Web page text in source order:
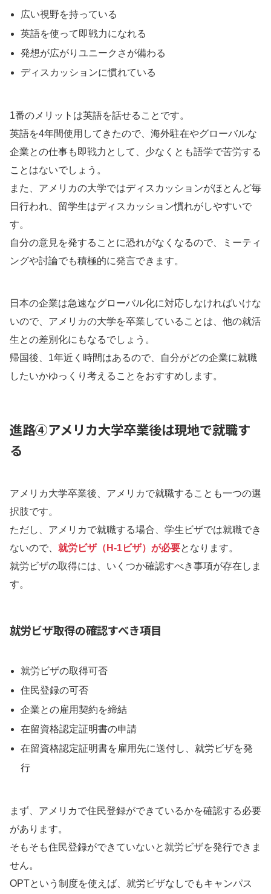
広い視野を持っている
英語を使って即戦力になれる
発想が広がりユニークさが備わる
ディスカッションに慣れている
1番のメリットは英語を話せることです。
英語を4年間使用してきたので、海外駐在やグローバルな
企業との仕事も即戦力として、少なくとも語学で苦労する
ことはないでしょう。
また、アメリカの大学ではディスカッションがほとんど毎
日行われ、留学生はディスカッション慣れがしやすいで
す。
自分の意見を発することに恐れがなくなるので、ミーティ
ングや討論でも積極的に発言できます。
日本の企業は急速なグローバル化に対応しなければいけな
いので、アメリカの大学を卒業していることは、他の就活
生との差別化にもなるでしょう。
帰国後、1年近く時間はあるので、自分がどの企業に就職
したいかゆっくり考えることをおすすめします。
進路④アメリカ大学卒業後は現地で就職す
る
アメリカ大学卒業後、アメリカで就職することも一つの選
択肢です。
ただし、アメリカで就職する場合、学生ビザでは就職でき
ないので、 就労ビザ（H-1ビザ）が必要となります。
就労ビザの取得には、いくつか確認すべき事項が存在しま
す。
就労ビザ取得の確認すべき項目
就労ビザの取得可否
住民登録の可否
企業との雇用契約を締結
在留資格認定証明書の申請
在留資格認定証明書を雇用先に送付し、就労ビザを発
行
まず、アメリカで住民登録ができているかを確認する必要
があります。
そもそも住民登録ができていないと就労ビザを発行できま
せん。
OPTという制度を使えば、就労ビザなしでもキャンパス